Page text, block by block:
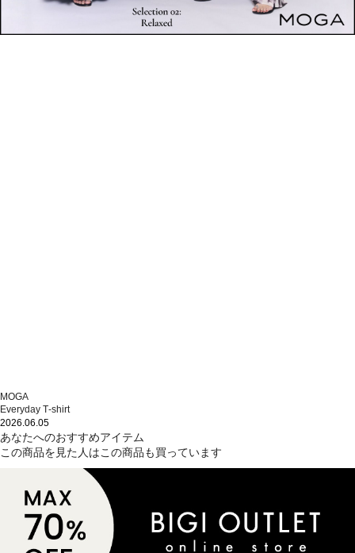
MOGA
Everyday T‐shirt
2026.06.05
あなたへのおすすめアイテム
この商品を見た人はこの商品も買っています